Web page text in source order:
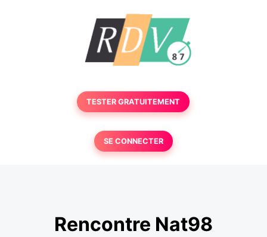
TESTER GRATUITEMENT
SE CONNECTER
Rencontre Nat98